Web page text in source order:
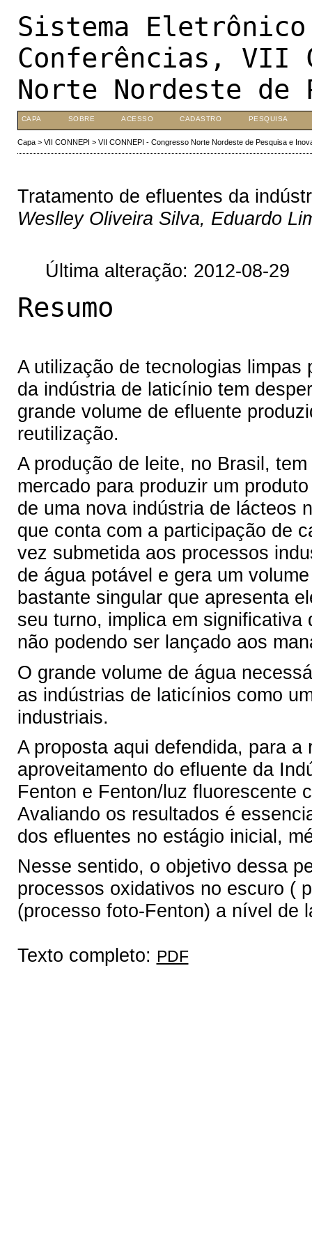
Sistema
Conferências, VII
Norte Nordeste de
CAPA SOBRE ACESSO CADASTRO PESQUISA
Capa> VII CONNEPI > VII CONNEPI - Congresso Norte Nordeste de Pesquisa e
Tratamento de efluentes da
Weslley Oliveira Silva, Eduardo
Última alteração: 2012-08-29
Resumo
A utilização de tecnologias
da indústria de laticínio tem
grande volume de efluente
reutilização.
A produção de leite, no Brasil,
mercado para produzir um
de uma nova indústria de lácteos
que conta com a participação de
vez submetida aos processos
de água potável e gera um
bastante singular que apresenta
seu turno, implica em
não podendo ser lançado aos
O grande volume de água
as indústrias de laticínios como
industriais.
A proposta aqui defendida, para
aproveitamento do efluente da
Fenton e Fenton/luz fluorescente
Avaliando os resultados é
dos efluentes no estágio inicial,
Nesse sentido, o objetivo dessa
processos oxidativos no escuro (
(processo foto-Fenton) a nível de
Texto completo: PDF